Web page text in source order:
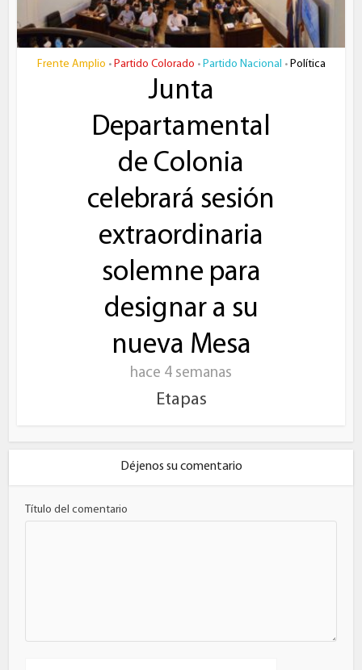
Frente Amplio • Partido Colorado • Partido Nacional • Política
Junta
Departamental
de Colonia
celebrará sesión
extraordinaria
solemne para
designar a su
nueva Mesa
hace 4 semanas
Etapas
Déjenos su comentario
Título del comentario